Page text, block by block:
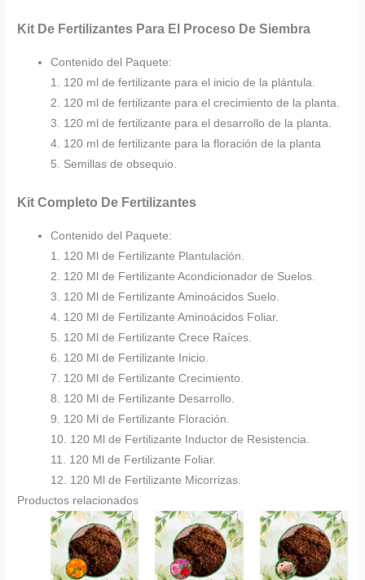
Kit De Fertilizantes Para El Proceso De Siembra
Contenido del Paquete:
1. 120 ml de fertilizante para el inicio de la plántula.
2. 120 ml de fertilizante para el crecimiento de la planta.
3. 120 ml de fertilizante para el desarrollo de la planta.
4. 120 ml de fertilizante para la floración de la planta
5. Semillas de obsequio.
Kit Completo De Fertilizantes
Contenido del Paquete:
1. 120 Ml de Fertilizante Plantulación.
2. 120 Ml de Fertilizante Acondicionador de Suelos.
3. 120 Ml de Fertilizante Aminoácidos Suelo.
4. 120 Ml de Fertilizante Aminoácidos Foliar.
5. 120 Ml de Fertilizante Crece Raíces.
6. 120 Ml de Fertilizante Inicio.
7. 120 Ml de Fertilizante Crecimiento.
8. 120 Ml de Fertilizante Desarrollo.
9. 120 Ml de Fertilizante Floración.
10. 120 Ml de Fertilizante Inductor de Resistencia.
11. 120 Ml de Fertilizante Foliar.
12. 120 Ml de Fertilizante Micorrizas.
Productos relacionados